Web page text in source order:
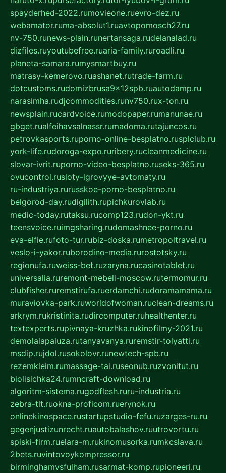
spayderhed-2022.rumovieone.ruevro-dez.ru
webamator.ruma-absolut1.ruavtopomosch27.ru
nv-750.runews-plain.runertansaga.rudelanalad.ru
dizfiles.ruyoutubefree.ruaria-family.ruroadli.ru
planeta-samara.rumysmartbuy.ru
matrasy-kemerovo.ruashanet.rutrade-farm.ru
dotcustoms.rudomizbrusa9x12spb.ruautodamp.ru
narasimha.rudjcommodities.runv750.rux-ton.ru
newsplain.rucardvoice.rumodopaper.rumanunae.ru
gbget.rualfeihavsalnassr.rumadoma.rutajuncos.ru
petrovkasports.ruporno-online-besplatno.rusplclub.ru
york-life.rudoroga-expo.ruribery.rucleanmedicine.ru
slovar-ivrit.ruporno-video-besplatno.ruseks-365.ru
ovucontrol.rusloty-igrovyye-avtomaty.ru
ru-industriya.rurusskoe-porno-besplatno.ru
belgorod-day.rudigilith.rupichkurovlab.ru
medic-today.rutaksu.rucomp123.rudon-ykt.ru
teensvoice.ruimgsharing.rudomashnee-porno.ru
eva-elfie.rufoto-tur.rubiz-doska.rumetropoltravel.ru
veslo-i-yakor.ruborodino-media.rurostotsky.ru
regionufa.ruweiss-bet.ruzaryna.rucasinotablet.ru
universalia.ruremont-mebeli-moscow.rutermomur.ru
clubfisher.ruremstirufa.ruerdamchi.rudoramamama.ru
muraviovka-park.ruworldofwoman.ruclean-dreams.ru
arkrym.rukristinita.rudircomputer.ruhealthenter.ru
textexperts.rupivnaya-kruzhka.rukinofilmy-2021.ru
demolalapaluza.rutanyavanya.ruremstir-tolyatti.ru
msdip.rujdol.rusokolovr.runewtech-spb.ru
rezemkleim.rumassage-tai.ruseonub.ruzvonitut.ru
biolisichka24.rumncraft-download.ru
algoritm-sistema.rugodflesh.ruru-industria.ru
zebra-tlt.ruokna-proficom.ruerynok.ru
onlinekinospace.rustartupstudio-fefu.ruzarges-ru.ru
gegenjustizunrecht.ruautobalashov.ruutrovortu.ru
spiski-firm.ruelara-m.rukinomusorka.rumkcslava.ru
2bets.ruvintovoykompressor.ru
birminghamvsfulham.rusarmat-komp.rupioneeri.ru